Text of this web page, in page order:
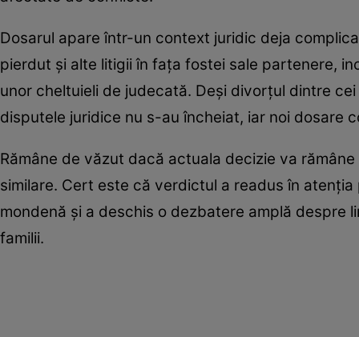
Dosarul apare într-un context juridic deja
pierdut și alte litigii în fața fostei sale partenere,
unor cheltuieli de judecată. Deși divorțul dintre
disputele juridice nu s-au încheiat, iar noi dosare
Rămâne de văzut dacă actuala decizie va
similare. Cert este că verdictul a readus în
mondenă și a deschis o dezbatere amplă despre
familii.